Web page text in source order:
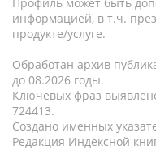
информацией, в т.ч.
продукте/услуге.
Обработан архив
до 08.2026 годы.
Ключевых фраз
724413.
Создано именных
Редакция Индексной